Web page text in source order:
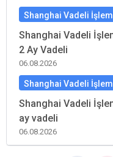
Shanghai Vadeli
Shanghai Vadeli
2 Ay Vadeli
06.08.2026
Shanghai Vadeli
Shanghai Vadeli
ay vadeli
06.08.2026